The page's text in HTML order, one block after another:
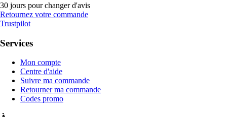
30 jours pour changer d'avis
Retournez votre commande
Trustpilot
Services
Mon compte
Centre d'aide
Suivre ma commande
Retourner ma commande
Codes promo